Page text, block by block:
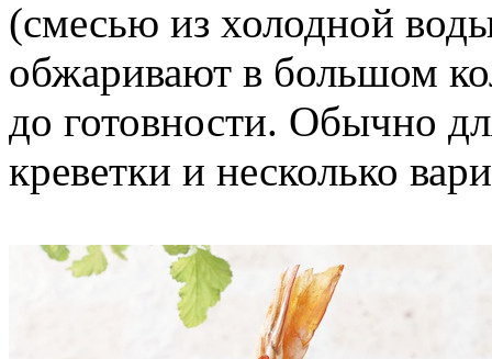
(смесью из холодной
обжаривают в большом
до готовности. Обычно
креветки и несколько